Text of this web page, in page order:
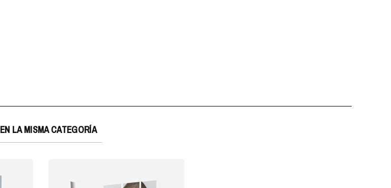
EN LA MISMA CATEGORÍA